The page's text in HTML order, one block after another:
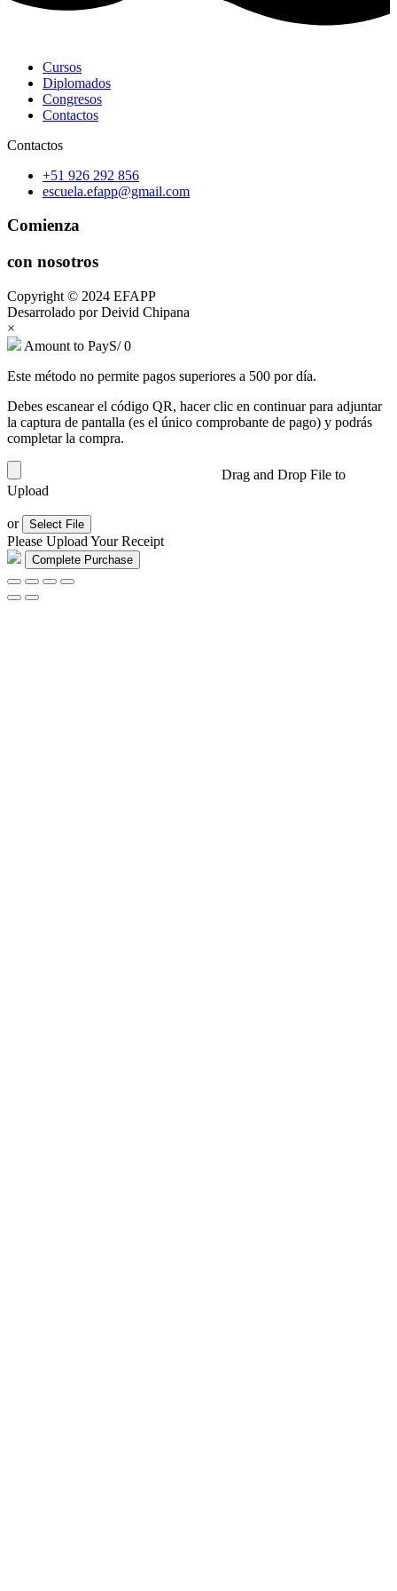
Cursos
Diplomados
Congresos
Contactos
Contactos
+51 926 292 856
escuela.efapp@gmail.com
Comienza
con nosotros
Copyright © 2024 EFAPP
Desarrolado por Deivid Chipana
×
Amount to PayS/0
Este método no permite pagos superiores a 500 por día.
Debes escanear el código QR, hacer clic en continuar para adjuntar
la captura de pantalla (es el único comprobante de pago) y podrás
completar la compra.
Drag and Drop File to
Upload
or Select File
Please Upload Your Receipt